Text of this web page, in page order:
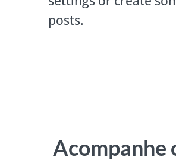
posts.
Acompanhe